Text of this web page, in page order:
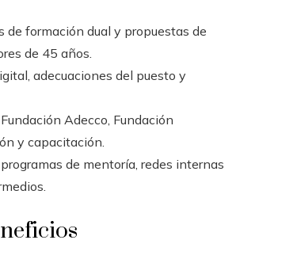
de formación dual y propuestas de
de 45 años.
adecuaciones del puesto y
Adecco, Fundación
y capacitación.
de mentoría, redes internas